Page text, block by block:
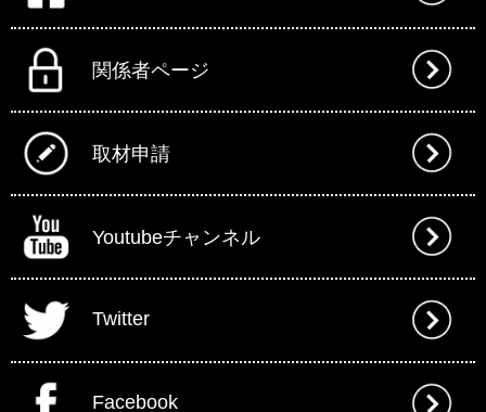
関係者ページ
取材申請
Youtubeチャンネル
Twitter
Facebook